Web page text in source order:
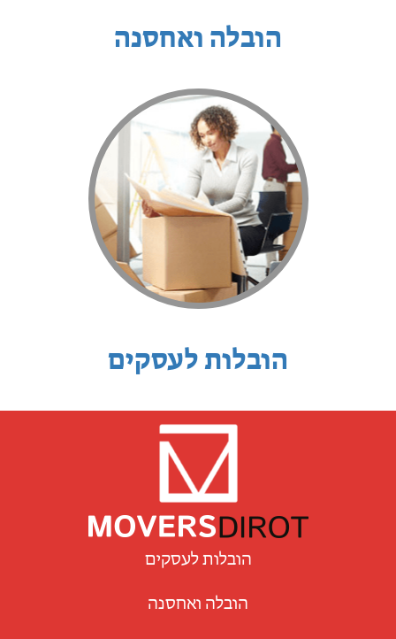
הובלה ואחסנה
הובלות לעסקים
הובלות לעסקים
הובלה ואחסנה